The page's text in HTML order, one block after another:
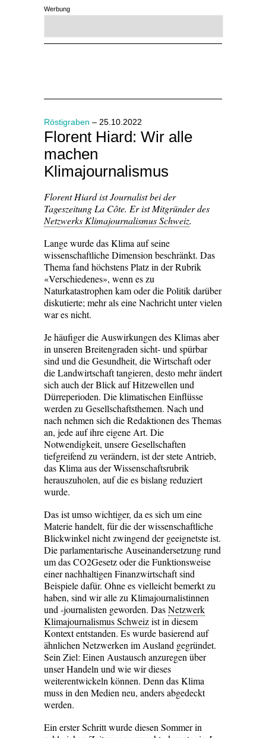
Werbung
Röstigraben – 25.10.2022
Florent Hiard: Wir alle
machen
Klimajournalismus
Florent Hiard ist Journalist bei der
Tageszeitung La Côte. Er ist Mitgründer des
Netzwerks Klimajournalismus Schweiz.
Lange wurde das Klima auf seine
wissenschaftliche Dimension beschränkt. Das
Thema fand höchstens Platz in der Rubrik
«Verschiedenes», wenn es zu
Naturkatastrophen kam oder die Politik darüber
diskutierte; mehr als eine Nachricht unter vielen
war es nicht.
Je häufiger die Auswirkungen des Klimas aber
in unseren Breitengraden sicht- und spürbar
sind und die Gesundheit, die Wirtschaft oder
die Landwirtschaft tangieren, desto mehr ändert
sich auch der Blick auf Hitzewellen und
Dürreperioden. Die klimatischen Einflüsse
werden zu Gesellschaftsthemen. Nach und
nach nehmen sich die Redaktionen des Themas
an, jede auf ihre eigene Art. Die
Notwendigkeit, unsere Gesellschaften
tiefgreifend zu verändern, ist der stete Antrieb,
das Klima aus der Wissenschaftsrubrik
herauszuholen, auf die es bislang reduziert
wurde.
Das ist umso wichtiger, da es sich um eine
Materie handelt, für die der wissenschaftliche
Blickwinkel nicht zwingend der geeignetste ist.
Die parlamentarische Auseinandersetzung rund
um das CO2Gesetz oder die Funktionsweise
einer nachhaltigen Finanzwirtschaft sind
Beispiele dafür. Ohne es vielleicht bemerkt zu
haben, sind wir alle zu Klimajournalistinnen
und -journalisten geworden. DasNetzwerk
Klimajournalismus Schweizist in diesem
Kontext entstanden. Es wurde basierend auf
ähnlichen Netzwerken im Ausland gegründet.
Sein Ziel: Einen Austausch anzuregen über
unser Handeln und wie wir dieses
weiterentwickeln können. Denn das Klima
muss in den Medien neu, anders abgedeckt
werden.
Ein erster Schritt wurde diesen Sommer in